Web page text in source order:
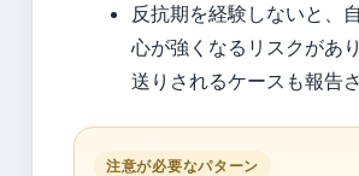
反抗期を経験しないと、
心が強くなるリスクがあ
送りされるケースも報告
注意が必要なパターン